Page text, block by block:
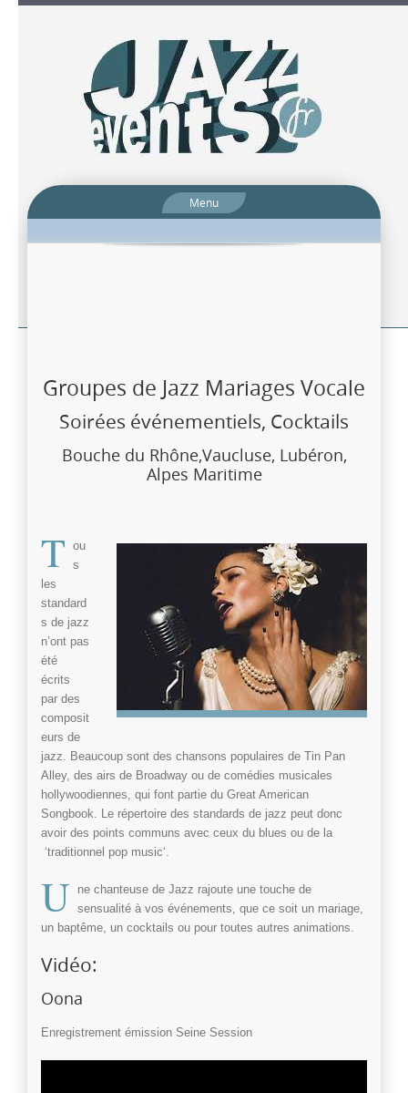
Menu
Groupes de Jazz Mariages Vocale
Soirées événementiels, Cocktails
Bouche du Rhône,Vaucluse, Lubéron,
Alpes Maritime
T ou
s
les
standard
s de jazz
n’ont pas
été
écrits
par des
composit
eurs de
jazz . Beaucoup sont des chansons populaires de Tin Pan
Alley, des airs de Broadway ou de comédies musicales
hollywoodiennes, qui font partie du Great American
Songbook. Le répertoire des standards de jazz peut donc
avoir des points communs avec ceux du blues ou de la
‘traditionnel pop music‘.
U
ne chanteuse de Jazz rajoute une touche de
sensualité à vos événements, que ce soit un mariage
un baptême , un cocktails ou pour toutes autres animations
Vidéo:
Oona
Enregistrement émission Seine Session